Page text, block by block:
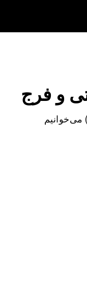
و فرج
می‌خوانیم